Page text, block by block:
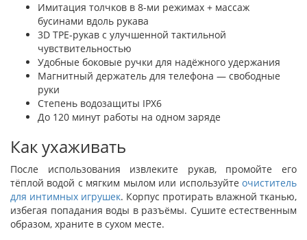
Имитация толчков в 8-ми режимах + массаж
бусинами вдоль рукава
3D TPE-рукав с улучшенной тактильной
чувствительностью
Удобные боковые ручки для надёжного удержания
Магнитный держатель для телефона — свободные
руки
Степень водозащиты IPX6
До 120 минут работы на одном заряде
Как ухаживать
После использования извлеките рукав, промойте его
тёплой водой с мягким мылом или используйте очиститель
для интимных игрушек. Корпус протирать влажной тканью,
избегая попадания воды в разъёмы. Сушите естественным
образом, храните в сухом месте.